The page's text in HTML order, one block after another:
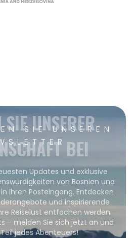
SIE UNSEREN
SIE UNSERER
BEI
Updates und exklusive
von Bosnien und
Ihren Posteingang. Entdecken
und inspirierende
Reiselust entfachen werden.
– melden Sie sich jetzt an und
jedes Abenteuers!